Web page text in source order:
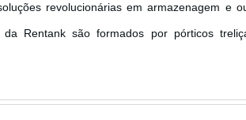
revolucionárias em armazenagem e
Rentank são formados por pórticos
tratamento anti-corrosivo por zincagem